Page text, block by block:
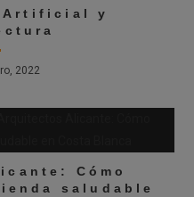
Artificial y
2022
Cómo
saludable